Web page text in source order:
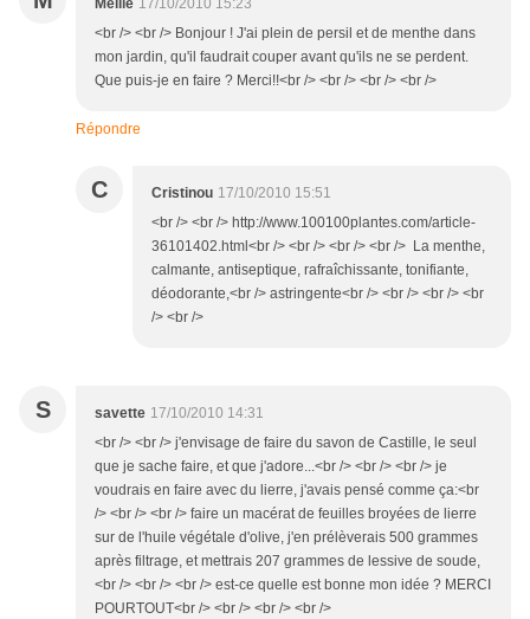
Mellie 17/10/2010 15:23
<br /> <br /> Bonjour ! J'ai plein de persil et de menthe dans
mon jardin, qu'il faudrait couper avant qu'ils ne se perdent.
Que puis-je en faire ? Merci!!<br /> <br /> <br /> <br />
Répondre
C Cristinou 17/10/2010 15:51
<br /> <br /> http://www.100100plantes.com/article-
36101402.html<br /> <br /> <br /> <br /> La menthe,
calmante, antiseptique, rafraîchissante, tonifiante,
déodorante,<br /> astringente<br /> <br /> <br /> <br
/> <br />
S savette 17/10/2010 14:31
<br /> <br /> j'envisage de faire du savon de Castille, le seul
que je sache faire, et que j'adore...<br /> <br /> <br /> je
voudrais en faire avec du lierre, j'avais pensé comme ça:<br
/> <br /> <br /> faire un macérat de feuilles broyées de lierre
sur de l'huile végétale d'olive, j'en prélèverais 500 grammes
après filtrage, et mettrais 207 grammes de lessive de soude,
<br /> <br /> <br /> est-ce quelle est bonne mon idée ? MERCI
POURTOUT<br /> <br /> <br /> <br />